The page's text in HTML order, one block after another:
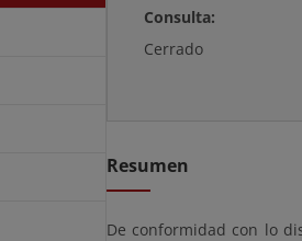
Consulta:
Cerrado
Resumen
De conformidad con lo